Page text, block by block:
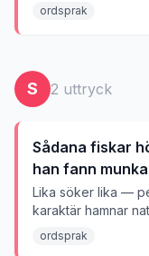
ordsprak
S 2 uttryck
Sådana fiskar
han fann
Lika söker lika —
karaktär hamnar
ordsprak